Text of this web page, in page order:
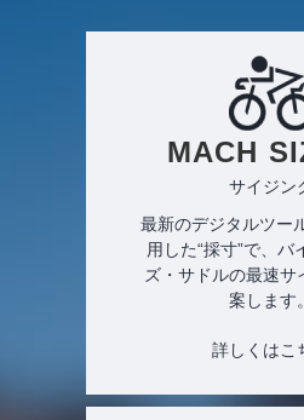
MACH
サイジン
最新のデジタルツー
用した“採寸”で、バ
ズ・サドルの最速サ
案します。
詳しくはこ